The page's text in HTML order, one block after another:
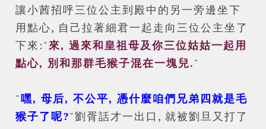
讓小茜招呼三位公主到殿中的另一旁邊坐下
用點心, 自己拉著細君一起走向三位公主坐了
下來:"來, 過來和皇祖母及你三位姑姑一起用
點心, 別和那群毛猴子混在一塊兒."
"嘿, 母后, 不公平, 憑什麼咱們兄弟四就是毛
猴子了呢?"劉胥話才一出口, 就被劉旦又打了